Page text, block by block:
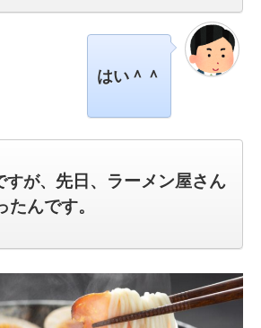
はい＾＾
が、 先日、ラーメン屋さん
たんです。